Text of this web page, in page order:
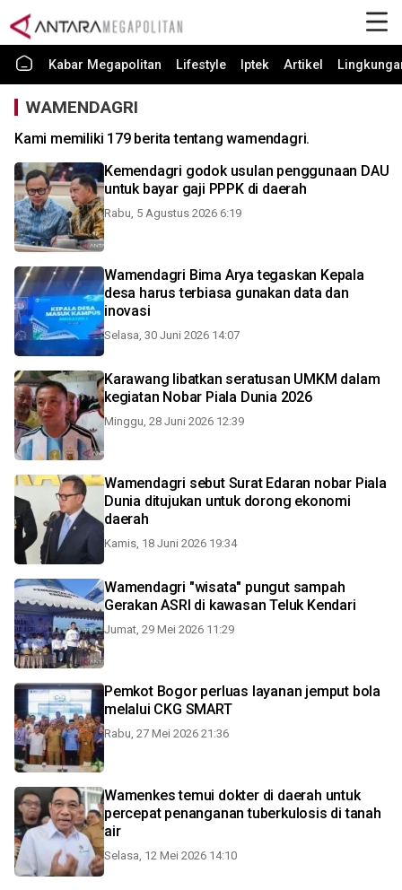
Kabar Megapolitan Lifestyle Iptek Artikel
WAMENDAGRI
Kami memiliki 179 berita tentang wamendagri.
Kemendagri godok usulan penggunaan DAU
untuk bayar gaji PPPK di daerah
Rabu, 5 Agustus 2026 6:19
Wamendagri Bima Arya tegaskan Kepala
desa harus terbiasa gunakan data dan
inovasi
Selasa, 30 Juni 2026 14:07
Karawang libatkan seratusan UMKM dalam
kegiatan Nobar Piala Dunia 2026
Minggu, 28 Juni 2026 12:39
Wamendagri sebut Surat Edaran nobar Piala
Dunia ditujukan untuk dorong ekonomi
daerah
Kamis, 18 Juni 2026 19:34
Wamendagri "wisata" pungut sampah
Gerakan ASRI di kawasan Teluk Kendari
Jumat, 29 Mei 2026 11:29
Pemkot Bogor perluas layanan jemput bola
melalui CKG SMART
Rabu, 27 Mei 2026 21:36
Wamenkes temui dokter di daerah untuk
percepat penanganan tuberkulosis di tanah
air
Selasa, 12 Mei 2026 14:10